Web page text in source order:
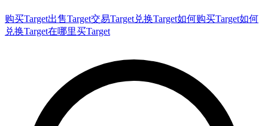
购买Target出售Target交易Target兑换Target如何购买Target如何
兑换Target在哪里买Target